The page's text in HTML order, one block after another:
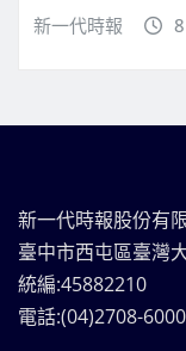
新一代時報
新一代時報股份有
臺中市西屯區臺灣
統編:45882210
電話:(04)2708-6000